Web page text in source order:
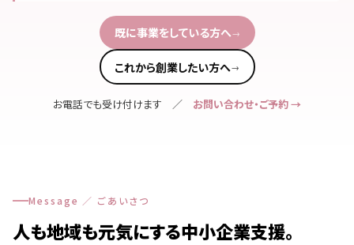
既に事業をしている方へ→
これから創業したい方へ→
お電話でも受け付けます ／ お問い合わせ・ご予約 →
Message ／ ごあいさつ
人も地域も元気にする中小企業支援。